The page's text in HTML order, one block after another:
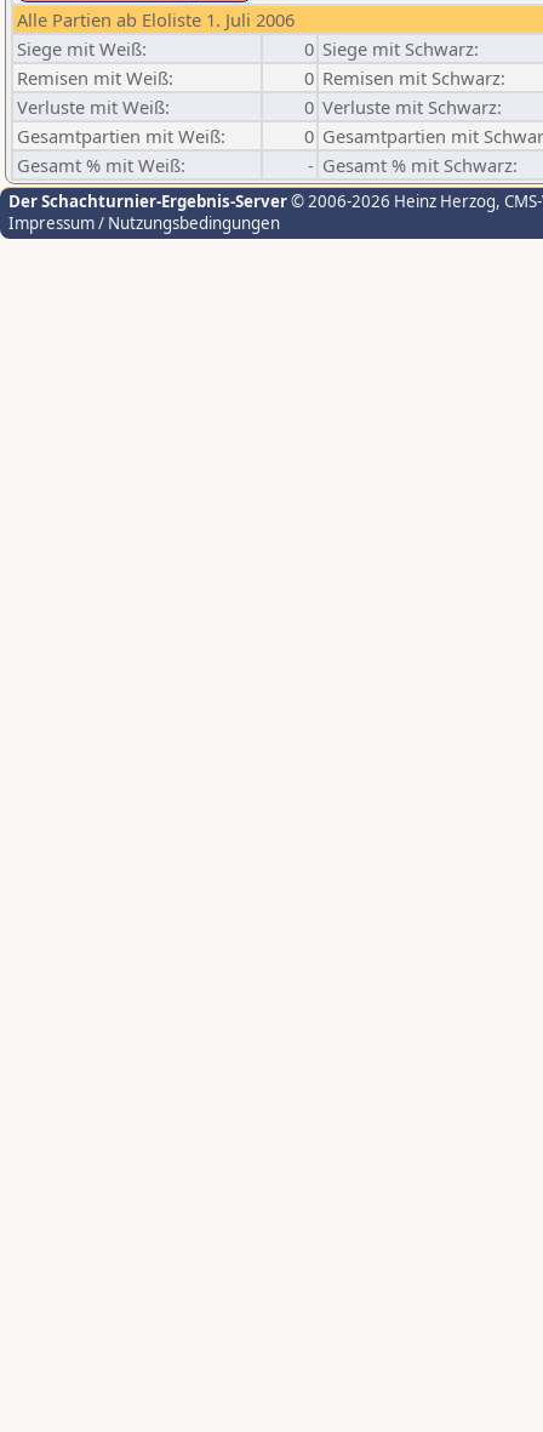
Alle Partien ab Eloliste 1. Juli 2006
Siege mit Weiß:
0 Siege mit Schwarz:
Remisen mit Weiß:
0 Remisen mit Schwarz:
Verluste mit Weiß:
0 Verluste mit Schwarz:
Gesamtpartien mit Weiß:
0 Gesamtpartien mit
Gesamt % mit Weiß:
- Gesamt % mit Schwarz:
Der Schachturnier-Ergebnis-Server© 2006-2026 Heinz Herzog,
Impressum / Nutzungsbedingungen